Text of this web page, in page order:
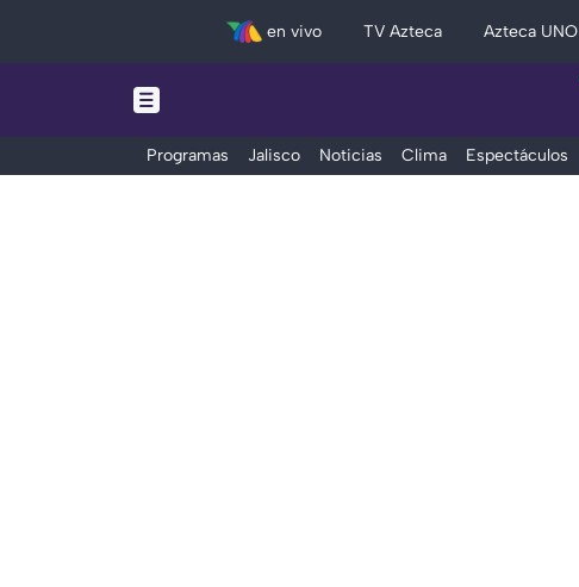
en vivo TV Azteca Azteca UNO
Programas Jalisco Noticias Clima Espectáculos